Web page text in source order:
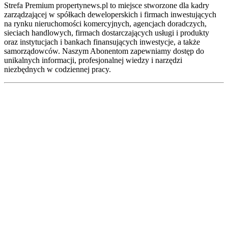
Strefa Premium propertynews.pl to miejsce stworzone dla kadry
zarządzającej w spółkach deweloperskich i firmach inwestujących
na rynku nieruchomości komercyjnych, agencjach doradczych,
sieciach handlowych, firmach dostarczających usługi i produkty
oraz instytucjach i bankach finansujących inwestycje, a także
samorządowców. Naszym Abonentom zapewniamy dostęp do
unikalnych informacji, profesjonalnej wiedzy i narzędzi
niezbędnych w codziennej pracy.